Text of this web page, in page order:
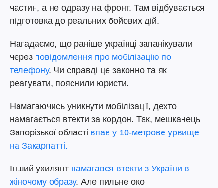
частин, а не одразу на фронт. Там відбувається
підготовка до реальних бойових дій.
Нагадаємо, що раніше українці запанікували
через повідомлення про мобілізацію по
телефону. Чи справді це законно та як
реагувати, пояснили юристи.
Намагаючись уникнути мобілізації, дехто
намагається втекти за кордон. Так, мешканець
Запорізької області впав у 10-метрове урвище
на Закарпатті.
Інший ухилянт намагався втекти з України в
жіночому образу. Але пильне око